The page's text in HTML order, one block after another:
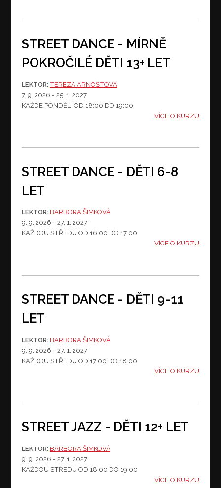
STREET DANCE - MÍRNĚ
POKROČILÉ DĚTI 13+ LET
LEKTOR: TEREZA ARNOŠTOVÁ
7. 9. 2026 - 25. 1. 2027
KAŽDÉ PONDĚLÍ OD 18:00 DO 19:00
VÍCE O KURZU
STREET DANCE - DĚTI 6-8
LET
LEKTOR: BARBORA ŠIMKOVÁ
9. 9. 2026 - 27. 1. 2027
KAŽDOU STŘEDU OD 16:00 DO 17:00
VÍCE O KURZU
STREET DANCE - DĚTI 9-11
LET
LEKTOR: BARBORA ŠIMKOVÁ
9. 9. 2026 - 27. 1. 2027
KAŽDOU STŘEDU OD 17:00 DO 18:00
VÍCE O KURZU
STREET JAZZ - DĚTI 12+ LET
LEKTOR: BARBORA ŠIMKOVÁ
9. 9. 2026 - 27. 1. 2027
KAŽDOU STŘEDU OD 18:00 DO 19:00
VÍCE O KURZU